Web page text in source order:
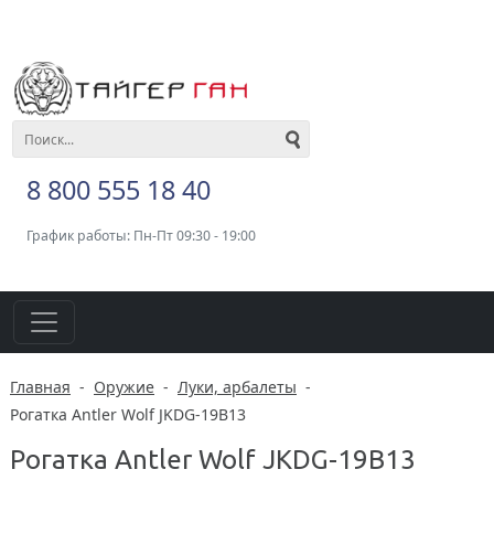
8 800 555 18 40
График работы: Пн-Пт 09:30 - 19:00
Главная - Оружие - Луки, арбалеты -
Рогатка Antler Wolf JKDG-19B13
Рогатка Antler Wolf JKDG-19B13